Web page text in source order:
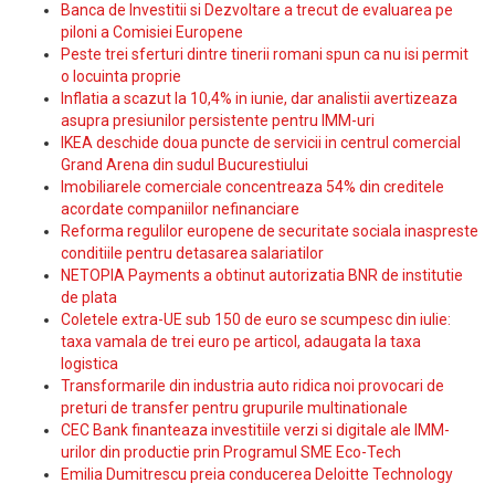
Banca de Investitii si Dezvoltare a trecut de evaluarea pe
piloni a Comisiei Europene
Peste trei sferturi dintre tinerii romani spun ca nu isi permit
o locuinta proprie
Inflatia a scazut la 10,4% in iunie, dar analistii avertizeaza
asupra presiunilor persistente pentru IMM-uri
IKEA deschide doua puncte de servicii in centrul comercial
Grand Arena din sudul Bucurestiului
Imobiliarele comerciale concentreaza 54% din creditele
acordate companiilor nefinanciare
Reforma regulilor europene de securitate sociala inaspreste
conditiile pentru detasarea salariatilor
NETOPIA Payments a obtinut autorizatia BNR de institutie
de plata
Coletele extra-UE sub 150 de euro se scumpesc din iulie:
taxa vamala de trei euro pe articol, adaugata la taxa
logistica
Transformarile din industria auto ridica noi provocari de
preturi de transfer pentru grupurile multinationale
CEC Bank finanteaza investitiile verzi si digitale ale IMM-
urilor din productie prin Programul SME Eco-Tech
Emilia Dumitrescu preia conducerea Deloitte Technology